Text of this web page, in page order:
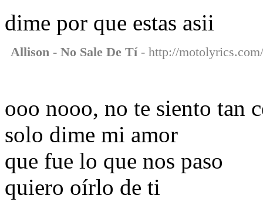
dime por que estas asii
Allison - No Sale De Tí- http://
ooo nooo, no te siento tan
solo dime mi amor
que fue lo que nos paso
quiero oírlo de ti